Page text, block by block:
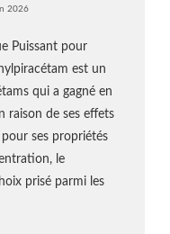
2026
Puissant pour
est un
qui a gagné en
raison de ses effets
ses propriétés
le
prisé parmi les